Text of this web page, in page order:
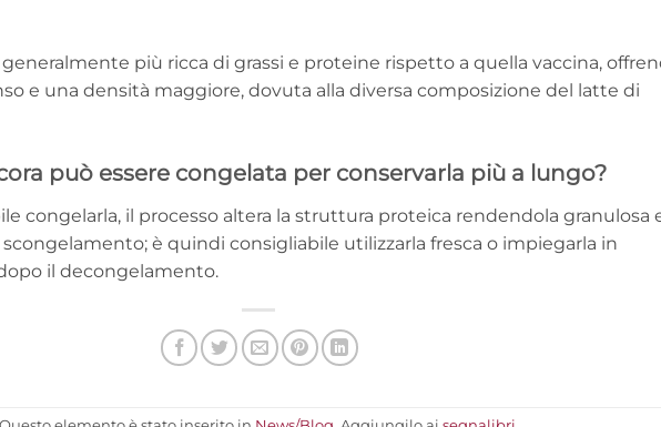
generalmente più ricca di grassi e proteine rispetto a quella vaccina,
e una densità maggiore, dovuta alla diversa composizione del latte di
può essere congelata per conservarla più a lungo?
congelarla, il processo altera la struttura proteica rendendola granulosa
è quindi consigliabile utilizzarla fresca o impiegarla in
il decongelamento.